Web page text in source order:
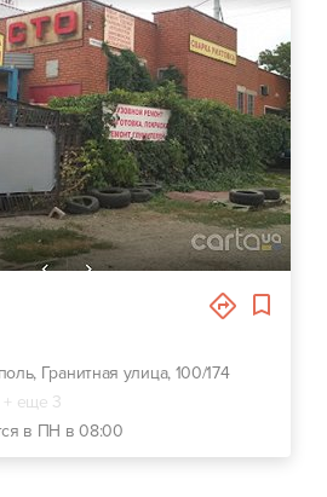
Гранитная улица, 100/174
+ еще 3
в ПН в 08:00